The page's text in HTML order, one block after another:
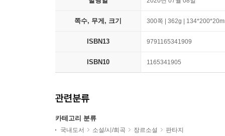
쪽수, 무게, 크기 300쪽 | 362g |
ISBN13 9791165341909
ISBN10 1165341905
관련분류
카테고리 분류
국내도서 소설/시/희곡 장르소설
판타지